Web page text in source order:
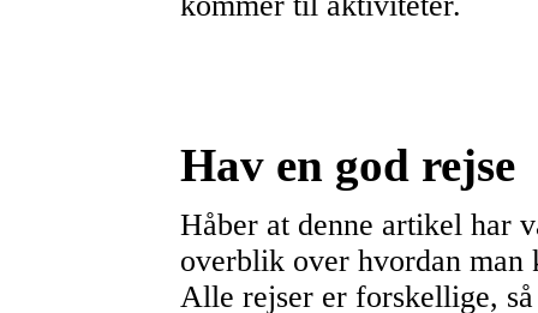
Hav en god rejse
Håber at denne artikel har
overblik over hvordan man
Alle rejser er forskellige,